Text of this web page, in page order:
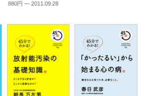
880円 — 2011.09.28